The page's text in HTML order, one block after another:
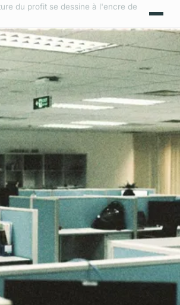
du profit se dessine à l'encre de